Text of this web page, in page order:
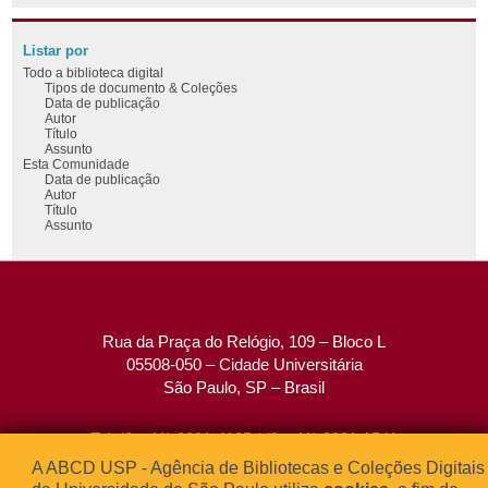
Listar por
Todo a biblioteca digital
Tipos de documento & Coleções
Data de publicação
Autor
Título
Assunto
Esta Comunidade
Data de publicação
Autor
Título
Assunto
Rua da Praça do Relógio, 109 – Bloco L
05508-050 – Cidade Universitária
São Paulo, SP – Brasil
Tel: (0xx11) 3091-4195 / (0xx11) 3091-1541
Fax: (0xx11) 3091-1567
E-mail:atendimento@abcd.usp.br
A ABCD USP - Agência de Bibliotecas e Coleções Digitais